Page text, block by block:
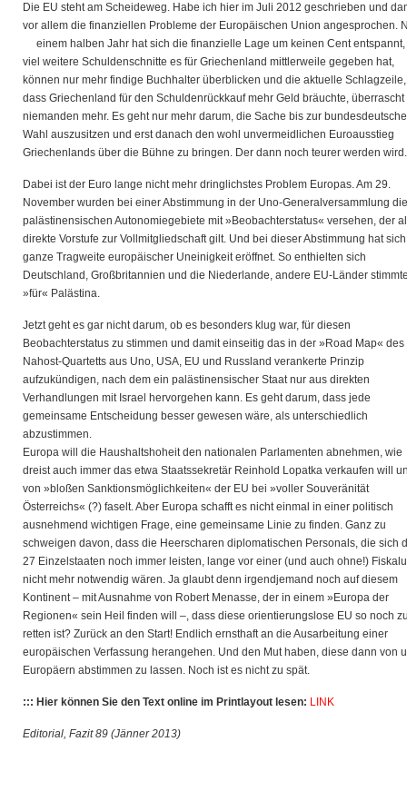
Die EU steht am Scheideweg. Habe ich hier im Juli 2012 geschrieben und
vor allem die finanziellen Probleme der Europäischen Union angesprochen.
einem halben Jahr hat sich die finanzielle Lage um keinen Cent
viel weitere Schuldenschnitte es für Griechenland mittlerweile gegeben hat,
können nur mehr findige Buchhalter überblicken und die aktuelle Schlagzeile,
dass Griechenland für den Schuldenrückkauf mehr Geld bräuchte, überrascht
niemanden mehr. Es geht nur mehr darum, die Sache bis zur
Wahl auszusitzen und erst danach den wohl unvermeidlichen Euroausstieg
Griechenlands über die Bühne zu bringen. Der dann noch teurer werden wird.
Dabei ist der Euro lange nicht mehr dringlichstes Problem Europas. Am 29.
November wurden bei einer Abstimmung in der Uno-Generalversammlung die
palästinensischen Autonomiegebiete mit »Beobachterstatus« versehen, der
direkte Vorstufe zur Vollmitgliedschaft gilt. Und bei dieser Abstimmung hat
ganze Tragweite europäischer Uneinigkeit eröffnet. So enthielten sich
Deutschland, Großbritannien und die Niederlande, andere EU-Länder
»für« Palästina.
Jetzt geht es gar nicht darum, ob es besonders klug war, für diesen
Beobachterstatus zu stimmen und damit einseitig das in der »Road Map« des
Nahost-Quartetts aus Uno, USA, EU und Russland verankerte Prinzip
aufzukündigen, nach dem ein palästinensischer Staat nur aus direkten
Verhandlungen mit Israel hervorgehen kann. Es geht darum, dass jede
gemeinsame Entscheidung besser gewesen wäre, als unterschiedlich
abzustimmen.
Europa will die Haushaltshoheit den nationalen Parlamenten abnehmen, wie
dreist auch immer das etwa Staatssekretär Reinhold Lopatka verkaufen will
von »bloßen Sanktionsmöglichkeiten« der EU bei »voller Souveränität
Österreichs« (?) faselt. Aber Europa schafft es nicht einmal in einer politisch
ausnehmend wichtigen Frage, eine gemeinsame Linie zu finden. Ganz zu
schweigen davon, dass die Heerscharen diplomatischen Personals, die sich
27 Einzelstaaten noch immer leisten, lange vor einer (und auch ohne!)
nicht mehr notwendig wären. Ja glaubt denn irgendjemand noch auf diesem
Kontinent – mit Ausnahme von Robert Menasse, der in einem »Europa der
Regionen« sein Heil finden will –, dass diese orientierungslose EU so noch
retten ist? Zurück an den Start! Endlich ernsthaft an die Ausarbeitung einer
europäischen Verfassung herangehen. Und den Mut haben, diese dann von
Europäern abstimmen zu lassen. Noch ist es nicht zu spät.
::: Hier können Sie den Text online im Printlayout lesen: LINK
Editorial, Fazit 89 (Jänner 2013)